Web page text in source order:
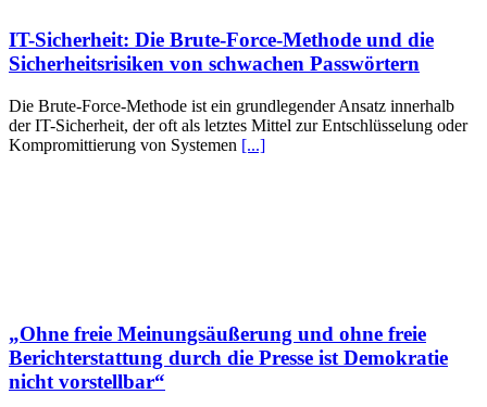
IT-Sicherheit: Die Brute-Force-Methode und die
Sicherheitsrisiken von schwachen Passwörtern
Die Brute-Force-Methode ist ein grundlegender Ansatz innerhalb
der IT-Sicherheit, der oft als letztes Mittel zur Entschlüsselung oder
Kompromittierung von Systemen [...]
„Ohne freie Meinungsäußerung und ohne freie
Berichterstattung durch die Presse ist Demokratie
nicht vorstellbar“